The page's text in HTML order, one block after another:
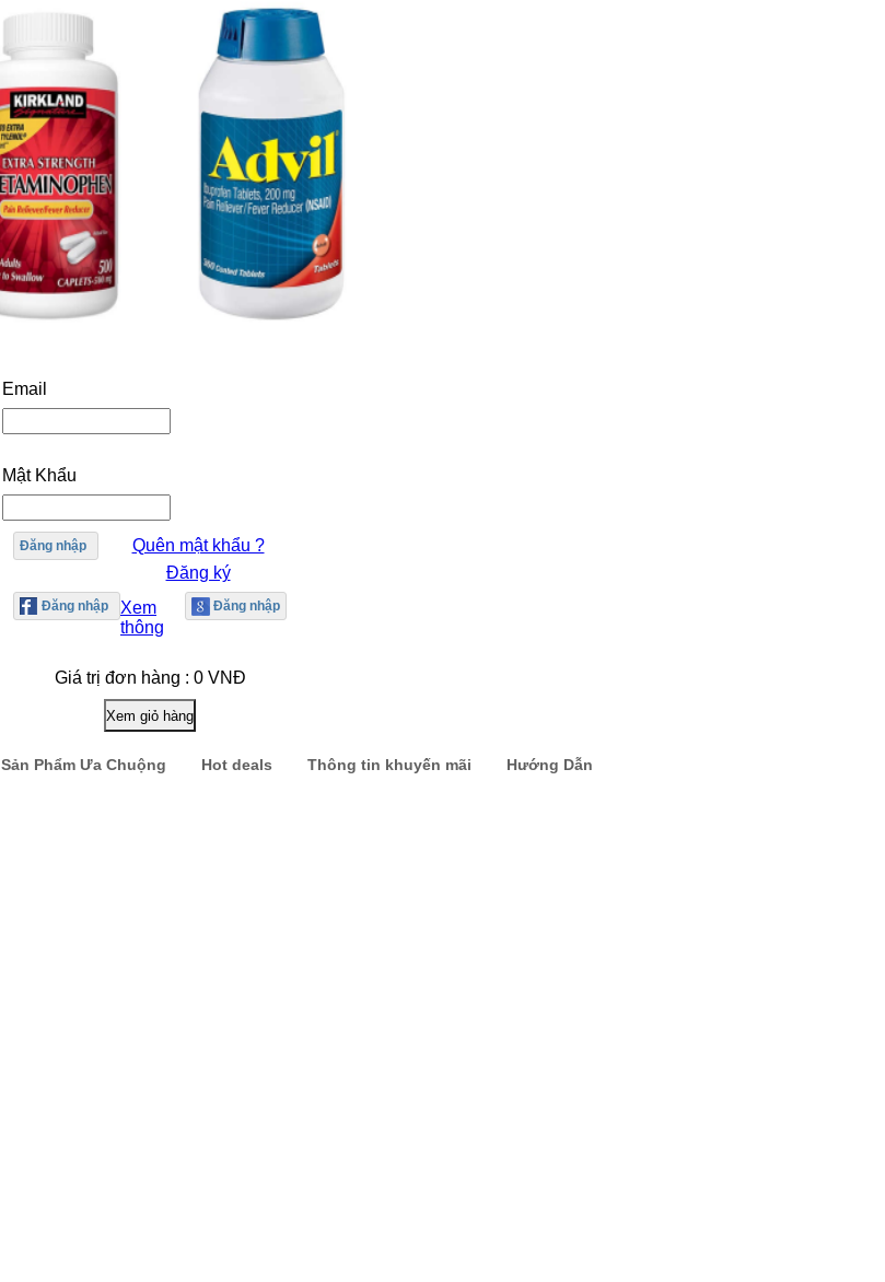
Email
Mật Khẩu
Đăng nhập
Quên mật khẩu ?
Đăng ký
Xem
thông
Giá trị đơn hàng : 0 VNĐ
Sản Phẩm Ưa Chuộng Hot deals Thông tin khuyến mãi Hướng Dẫn